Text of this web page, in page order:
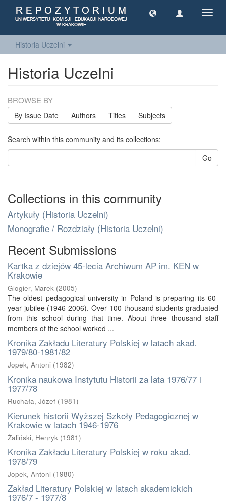
Historia Uczelni
Historia Uczelni
BROWSE BY
By Issue Date Authors Titles Subjects
Search within this community and its collections:
Go
Collections in this community
Artykuły (Historia Uczelni)
Monografie / Rozdziały (Historia Uczelni)
Recent Submissions
Kartka z dziejów 45-lecia Archiwum AP im. KEN w
Krakowie
Glogier, Marek (2005)
The oldest pedagogical university in Poland is preparing its 60-
year jubilee (1946-2006). Over 100 thousand students graduated
from this school during that time. About three thousand staff
members of the school worked ...
Kronika Zakładu Literatury Polskiej w latach akad.
1979/80-1981/82
Jopek, Antoni (1982)
Kronika naukowa Instytutu Historii za lata 1976/77 i
1977/78
Ruchała, Józef (1981)
Kierunek historii Wyższej Szkoły Pedagogicznej w
Krakowie w latach 1946-1976
Żaliński, Henryk (1981)
Kronika Zakładu Literatury Polskiej w roku akad.
1978/79
Jopek, Antoni (1980)
Zakład Literatury Polskiej w latach akademickich
1976/7 - 1977/8